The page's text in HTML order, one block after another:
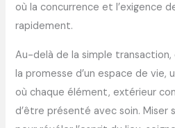
où la concurrence et l’exigence
rapidement.
Au-delà de la simple
la promesse d’un espace de vie,
où chaque élément, extérieur
d’être présenté avec soin. Miser